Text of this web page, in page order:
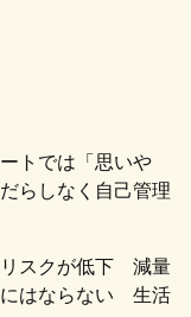
トでは「思いや
らしなく自己管理
リスクが低下 減量
にはならない 生活